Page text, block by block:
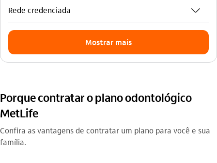
Rede credenciada seta_baixo
Mostrar mais
Porque contratar o plano odontológico
MetLife
Confira as vantagens de contratar um plano para você e sua
família.